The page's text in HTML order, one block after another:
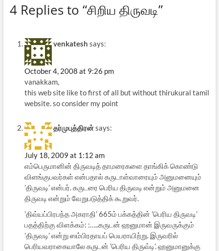
என்றறிவார்கள். 'இவனது
வலிமை கண்டு திருமால்
அபிதான சிந்தாமணி
கருடனைப் பற்றிச் சொல்கிறது.
வாகனத்தின் மீது ஏறி
அமர்கின்ற போது அதன் மீது
திருவடி படுகின்ற
தன்மையால்…
4 Replies to “சிறிய திருவடி”
venkatesh says:
October 4, 2008 at 9:26 pm
vanakkam,
this web site like to first of all but without thirukural tamil
website. so consider my point
தர்முபுத்திரன்says:
July 18, 2009 at 1:12 am
எம்பெருமானின் திருவடித் தாமரைகளை தாங்கிக் கொண்டு
விளங்குபவர்கள் என்பதால் கருடாள்வாரையும் அனுமனையும்
’திருவடி’ என்பர். கருடரை பெரிய திருவடி என்றும் அனுமனை
திருவடி என்றும் வேறுபடுத்திக் கூறுவர்.
’திவ்யப்பிரபந்த அகராதி’ 665ம் பக்கத்தின் ’பெரிய திருவடி’
பதத்திற்கு விளக்கம்: :…..கருடன் ஹனுமான் இருவருக்கும்
’திருவடி’ என்று ஸம்பிரதாயப் பெயராயிற்று. இருவரில்
பெரியவராகையாலே கருடன் ’பெரிய திருவ்டி’. ஹனுமானுக்கு